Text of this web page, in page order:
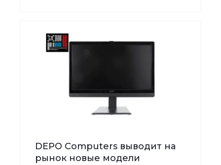
DEPO Computers выводит на
рынок новые модели